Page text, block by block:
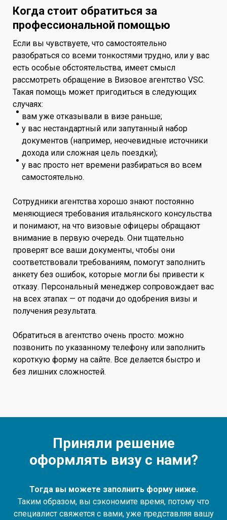
Когда стоит обратиться за
профессиональной помощью
Если вы чувствуете, что самостоятельно
разобраться со всеми тонкостями трудно, или у вас
есть особые обстоятельства, имеет смысл
рассмотреть обращение в Визовое агентство VSC.
Такая помощь может пригодиться в следующих
случаях:
вам уже отказывали в визе раньше;
у вас нестандартный или запутанный набор
документов (например, неочевидные источники
дохода или сложная цель поездки);
у вас просто нет времени разбираться во всем
самостоятельно.
Сотрудники агентства хорошо знают постоянно
меняющиеся требования итальянского консульства
и понимают, на что визовые офицеры обращают
внимание в первую очередь. Они тщательно
проверят все ваши документы, чтобы они
соответствовали требованиям, помогут заполнить
анкету без ошибок, которые могли бы привести к
отказу. Персональный менеджер сопровождает вас
на всех этапах — от подачи до одобрения визы и
получения результата.
Обратиться в агентство очень просто: можно
позвонить по указанному телефону или заполнить
короткую форму на сайте. Все делается быстро и
без лишних сложностей.
Приняли решение
оформлять визу с нами?
Тогда вы можете заполнить форму ниже.
Таким образом, вы сэкономите время, потому что
специалист свяжется с вами, уже представляя вашу